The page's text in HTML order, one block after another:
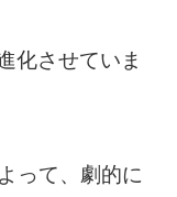
化させていま
って、劇的に